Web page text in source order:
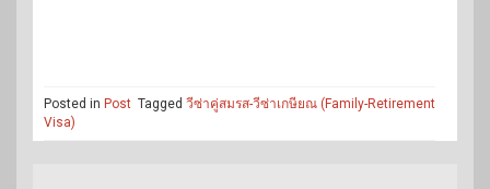
Posted in Post Tagged วีซ่าคู่สมรส-วีซ่าเกษียณ (Family-Retirement
Visa)